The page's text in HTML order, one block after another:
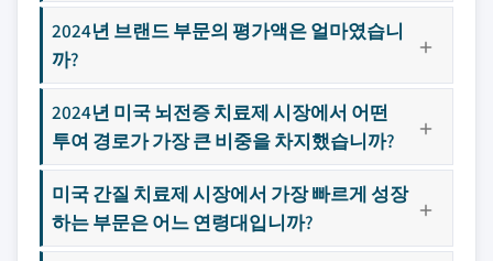
2024년 브랜드 부문의 평가액은 얼마였습니
까?
2024년 미국 뇌전증 치료제 시장에서 어떤
투여 경로가 가장 큰 비중을 차지했습니까?
미국 간질 치료제 시장에서 가장 빠르게 성장
하는 부문은 어느 연령대입니까?